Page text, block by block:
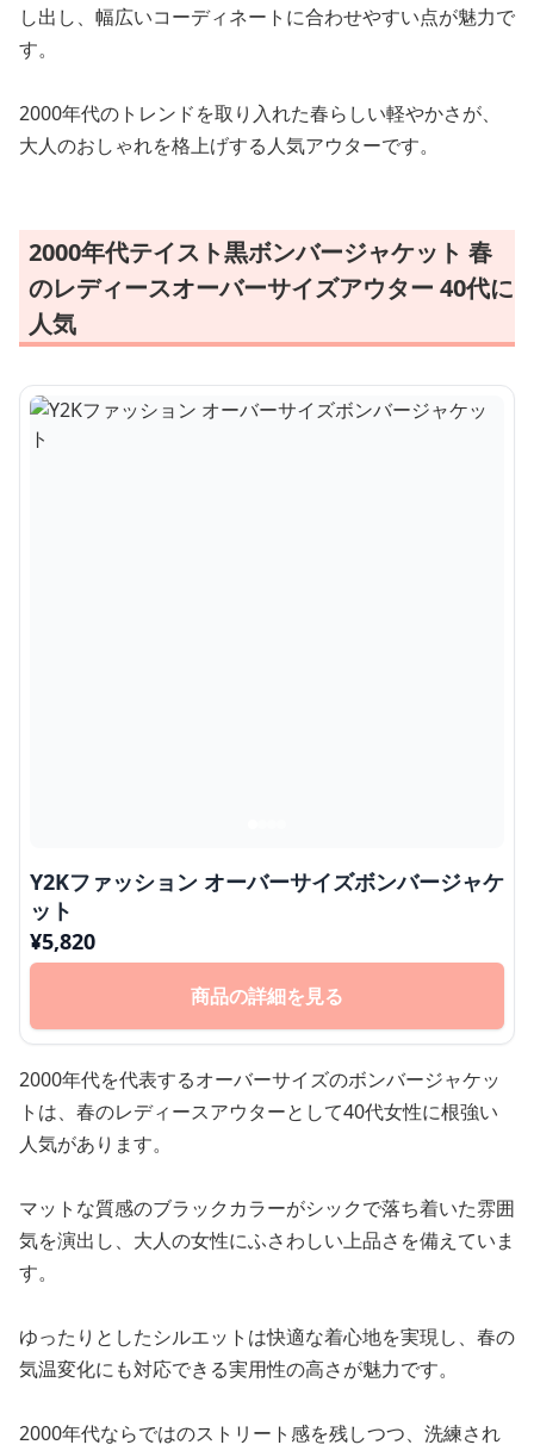
し出し、幅広いコーディネートに合わせやすい点が魅力で
す。
2000年代のトレンドを取り入れた春らしい軽やかさが、
大人のおしゃれを格上げする人気アウターです。
2000年代テイスト黒ボンバージャケット 春
のレディースオーバーサイズアウター 40代に
人気
Y2Kファッション オーバーサイズボンバージャケ
ット
¥5,820
商品の詳細を見る
2000年代を代表するオーバーサイズのボンバージャケッ
トは、春のレディースアウターとして40代女性に根強い
人気があります。
マットな質感のブラックカラーがシックで落ち着いた雰囲
気を演出し、大人の女性にふさわしい上品さを備えていま
す。
ゆったりとしたシルエットは快適な着心地を実現し、春の
気温変化にも対応できる実用性の高さが魅力です。
2000年代ならではのストリート感を残しつつ、洗練され